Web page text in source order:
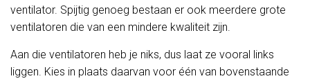
ventilator. Spijtig genoeg bestaan er ook meerdere grote
ventilatoren die van een mindere kwaliteit zijn.
Aan die ventilatoren heb je niks, dus laat ze vooral links
liggen. Kies in plaats daarvan voor één van bovenstaande